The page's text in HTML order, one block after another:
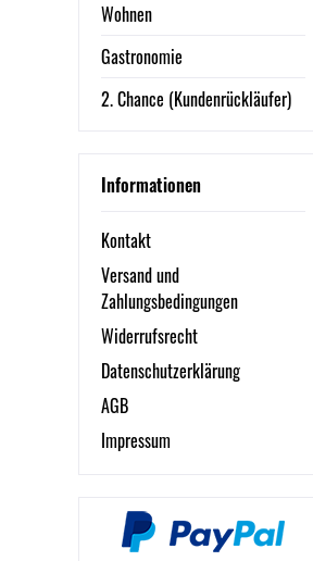
Wohnen
Gastronomie
2. Chance (Kundenrückläufer)
Informationen
Kontakt
Versand und
Zahlungsbedingungen
Widerrufsrecht
Datenschutzerklärung
AGB
Impressum